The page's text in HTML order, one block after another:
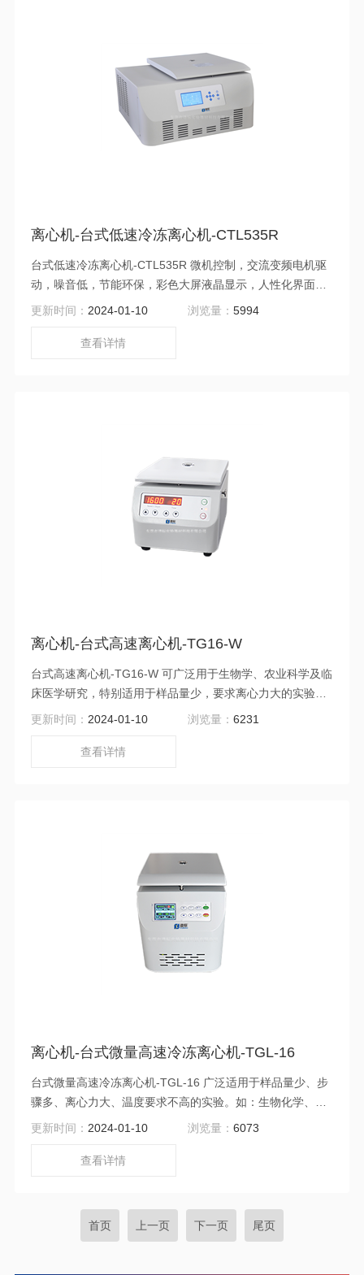
离心机-台式低速冷冻离心机-CTL535R
台式低速冷冻离心机-CTL535R 微机控制，交流变频电机驱
动，噪音低，节能环保，彩色大屏液晶显示，人性化界面，
触摸按键两用，可同时显示设置值与实际值，显示运行转子
更新时间： 2024-01-10 浏览量：5994
查看详情
离心机-台式高速离心机-TG16-W
台式高速离心机-TG16-W 可广泛用于生物学、农业科学及临
床医学研究，特别适用于样品量少，要求离心力大的实验工
作。在遗传工程、蛋白核酸的研究中可发挥显著作用，并且
收胚蛋白等实验中均有应用。
更新时间： 2024-01-10 浏览量：6231
查看详情
离心机-台式微量高速冷冻离心机-TGL-16
台式微量高速冷冻离心机-TGL-16 广泛适用于样品量少、步
骤多、离心力大、温度要求不高的实验。如：生物化学、遗
传工程、农林学科、食品卫生、医院和其它科研单位实验室
更新时间： 2024-01-10 浏览量：6073
查看详情
首页 上一页 下一页 尾页